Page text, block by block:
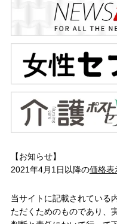
【お知らせ】
2021年4月1日以降の価格表
当サイトに記載されている
ただくためのものであり、